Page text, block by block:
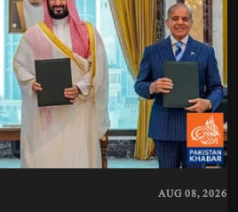
AUG 08, 2026